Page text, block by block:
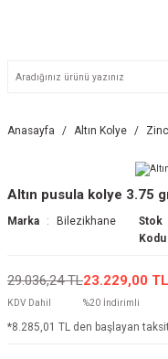
Anasayfa Altın Kolye
Altın pusula kolye 3.75
Marka Bilezikhane
Stok
Kodu
29.036,24 TL
KDV Dahil
23.229,00 TL
%20 İndirimli
*8.285,01 TL den başlayan